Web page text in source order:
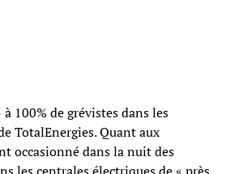
100% de grévistes dans les
TotalEnergies. Quant aux
occasionné dans la nuit des